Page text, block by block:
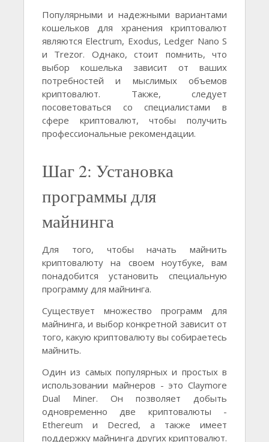
Популярными и надежными вариантами
кошельков для хранения криптовалют
являются Electrum, Exodus, Ledger Nano S
и Trezor. Однако, стоит помнить, что
выбор кошелька зависит от ваших
потребностей и мыслимых объемов
криптовалют. Также, следует
посоветоваться со специалистами в
сфере криптовалют, чтобы получить
профессиональные рекомендации.
Шаг 2: Установка
программы для
майнинга
Для того, чтобы начать майнить
криптовалюту на своем ноутбуке, вам
понадобится установить специальную
программу для майнинга.
Существует множество программ для
майнинга, и выбор конкретной зависит от
того, какую криптовалюту вы собираетесь
майнить.
Один из самых популярных и простых в
использовании майнеров - это Claymore
Dual Miner. Он позволяет добыть
одновременно две криптовалюты -
Ethereum и Decred, а также имеет
поддержку майнинга других криптовалют.